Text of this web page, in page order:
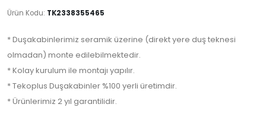
Ürün Kodu: TK2338355465
* Duşakabinlerimiz seramik üzerine (direkt yere duş teknesi
olmadan) monte edilebilmektedir.
* Kolay kurulum ile montajı yapılır.
* Tekoplus Duşakabinler %100 yerli üretimdir.
* Ürünlerimiz 2 yıl garantilidir.